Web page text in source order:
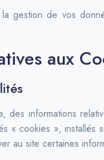
gestion de vos
aux
des informations
« cookies », installés
au site certaines